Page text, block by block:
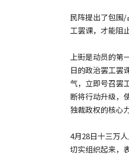
民阵提出了包围
工罢课，才能阻
上街是动员的第
日的政治罢工罢
气，立即号召罢
断将行动升级，
独裁政权的核心
4月28日十三万
切实组织起来，